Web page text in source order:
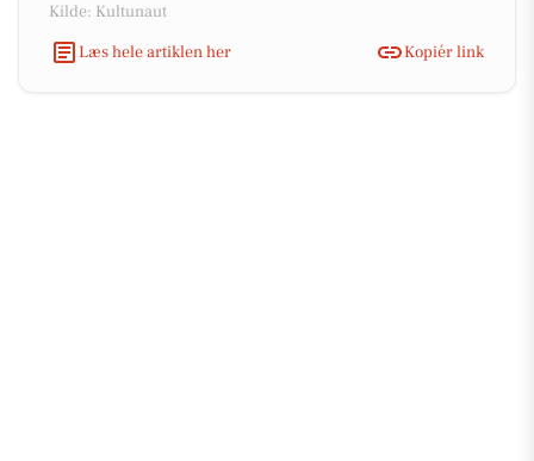
Kilde: Kultunaut
Læs hele artiklen her
Kopiér link